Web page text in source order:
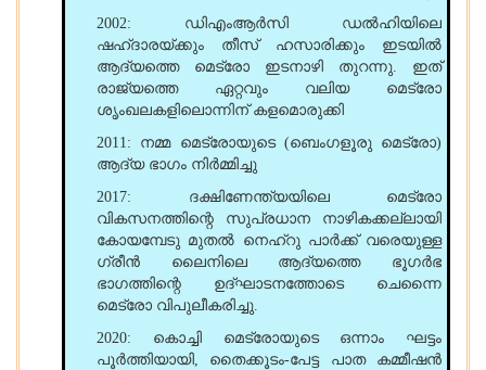
2002: ഡിഎംആർസി ഡൽഹിയിലെ
ഷഹ്ദാരയ്ക്കും തീസ് ഹസാരിക്കും ഇടയിൽ
ആദ്യത്തെ മെട്രോ ഇടനാഴി തുറന്നു. ഇത്
രാജ്യത്തെ ഏറ്റവും വലിയ മെട്രോ
ശൃംഖലകളിലൊന്നിന് കളമൊരുക്കി
2011: നമ്മ മെട്രോയുടെ (ബെംഗളൂരു മെട്രോ)
ആദ്യ ഭാഗം നിർമ്മിച്ചു
2017: ദക്ഷിണേന്ത്യയിലെ മെട്രോ
വികസനത്തിന്റെ സുപ്രധാന നാഴികക്കല്ലായി
കോയമ്പേടു മുതൽ നെഹ്റു പാർക്ക് വരെയുള്ള
ഗ്രീൻ ലൈനിലെ ആദ്യത്തെ ഭൂഗർഭ
ഭാഗത്തിന്റെ ഉദ്ഘാടനത്തോടെ ചെന്നൈ
മെട്രോ വിപുലീകരിച്ചു.
2020: കൊച്ചി മെട്രോയുടെ ഒന്നാം ഘട്ടം
പൂർത്തിയായി, തൈക്കൂടം-പേട്ട പാത കമ്മീഷൻ